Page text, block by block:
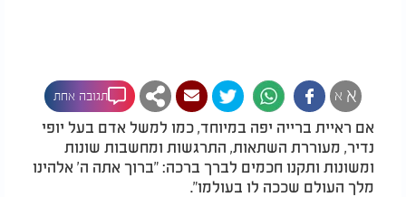
א א תגובה אחת
אם ראיית ברייה יפה במיוחד, כמו למשל אדם בעל יופי
נדיר, מעוררת השתאות, התרגשות ומחשבות שונות
ומשונות ותקנו חכמים לברך ברכה: "ברוך אתה ה' אלהינו
מלך העולם שככה לו בעולמו".